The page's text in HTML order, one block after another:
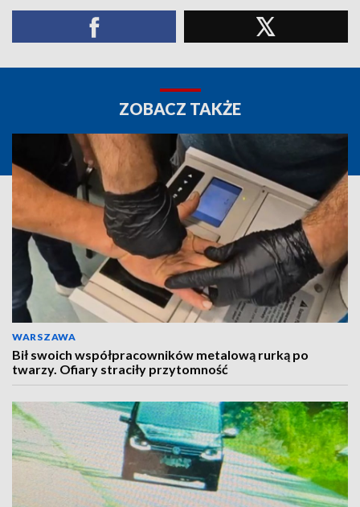
ZOBACZ TAKŻE
WARSZAWA
Bił swoich współpracowników metalową rurką po
twarzy. Ofiary straciły przytomność